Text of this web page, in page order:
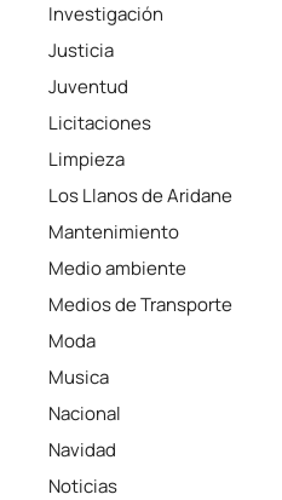
Investigación
Justicia
Juventud
Licitaciones
Limpieza
Los Llanos de Aridane
Mantenimiento
Medio ambiente
Medios de Transporte
Moda
Musica
Nacional
Navidad
Noticias